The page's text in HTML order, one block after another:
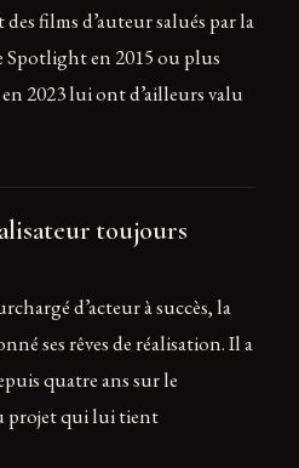
films d’auteur salués par la
Spotlight en 2015 ou plus
2023 lui ont d’ailleurs valu
toujours
d’acteur à succès, la
ses rêves de réalisation. Il a
quatre ans sur le
projet qui lui tient